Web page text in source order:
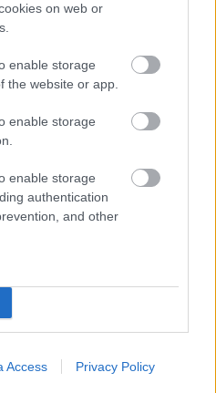
on web or
enable storage
the website or app.
enable storage
enable storage
authentication
and other
Access Privacy Policy